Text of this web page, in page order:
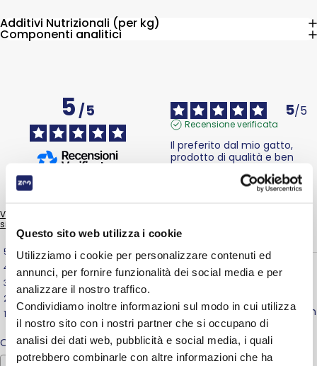
Questo sito web utilizza i cookie
Utilizziamo i cookie per personalizzare contenuti ed
annunci, per fornire funzionalità dei social media e per
analizzare il nostro traffico.
Condividiamo inoltre informazioni sul modo in cui utilizza
il nostro sito con i nostri partner che si occupano di
analisi dei dati web, pubblicità e social media, i quali
potrebbero combinarle con altre informazioni che ha
Additivi Nutrizionali (per kg)
Componenti analitici
5/5
Sulla base di
Vedi tutte le recensioni su questo
sito
5 stelle
7
4
3
2
1
stella 0
Ordina le recensioni
5/5
Recensione verificata
Il preferito dal mio gatto,
prodotto di qualità e ben
5/8/2026, in
Utile
Buoni perché sono pezzetti in
gel naturali senza salse
Recensione del11/5/2026
seguito ad un'esperienza del
16/4/2026diAntonella C.